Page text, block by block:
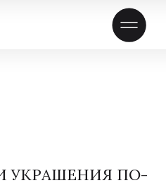
УКРАШЕНИЯ ПО-